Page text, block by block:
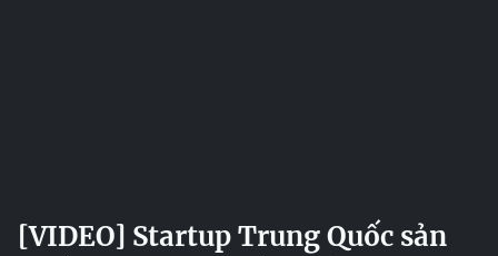
[VIDEO] Startup Trung Quốc sản